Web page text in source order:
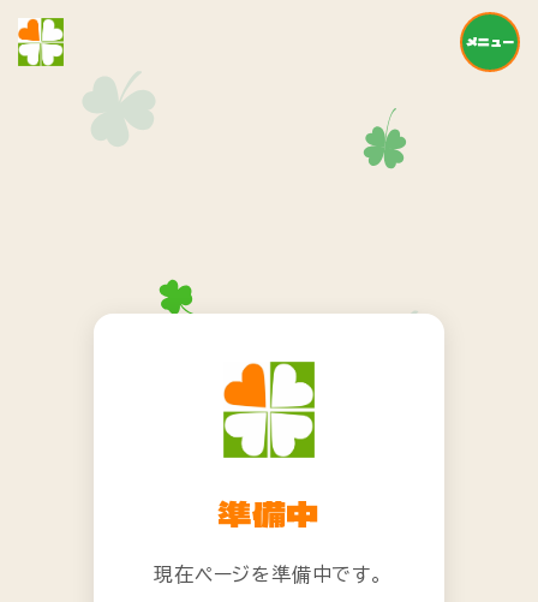
メニュー
準備中
現在ページを準備中です。